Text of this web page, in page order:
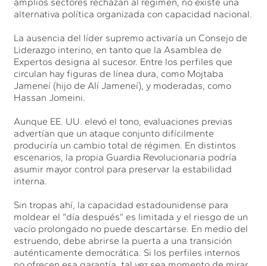
alternativa política organizada con capacidad nacional.
La ausencia del líder supremo activaría un Consejo de
Liderazgo interino, en tanto que la Asamblea de
Expertos designa al sucesor. Entre los perfiles que
circulan hay figuras de línea dura, como Mojtaba
Jameneí (hijo de Alí Jameneí), y moderadas, como
Hassan Jomeini.
Aunque EE. UU. elevó el tono, evaluaciones previas
advertían que un ataque conjunto difícilmente
produciría un cambio total de régimen. En distintos
escenarios, la propia Guardia Revolucionaria podría
asumir mayor control para preservar la estabilidad
interna.
Sin tropas ahí, la capacidad estadounidense para
moldear el “día después” es limitada y el riesgo de un
vacío prolongado no puede descartarse. En medio del
estruendo, debe abrirse la puerta a una transición
auténticamente democrática. Si los perfiles internos